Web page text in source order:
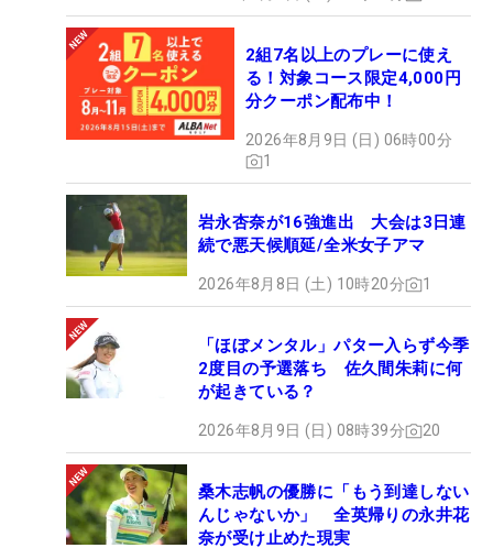
2組7名以上のプレーに使え
る！対象コース限定4,000円
分クーポン配布中！
2026年8月9日 (日) 06時00分
1
岩永杏奈が16強進出 大会は3日連
続で悪天候順延/全米女子アマ
2026年8月8日 (土) 10時20分 1
「ほぼメンタル」パター入らず今季
2度目の予選落ち 佐久間朱莉に何
が起きている？
2026年8月9日 (日) 08時39分 20
桑木志帆の優勝に「もう到達しない
んじゃないか」 全英帰りの永井花
奈が受け止めた現実